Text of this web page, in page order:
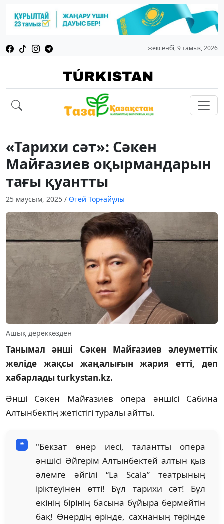
жексенбі, 9 тамыз, 2026
«Тарихи сәт»: Сәкен
Майғазиев оқырмандарын
тағы қуантты
25 маусым, 2025 / Өтей Торғайұлы
Ашық дереккөзден
Танымал әнші Сәкен Майғазиев әлеуметтік
желіде жақсы жаңалығын жария етті, деп
хабарлады turkystan.kz.
Әнші Сәкен Майғазиев опера әншісі Сабина
Алтынбектің жетістігі туралы айтты.
"Бекзат өнер иесі, талантты опера
әншісі Әйгерім Алтынбектей алтын қыз
әлемге әйгілі “La Scala” театрының
іріктеуінен өтті! Бұл тарихи сәт! Бұл
екінің бірінің басына бұйыра бермейтін
бақ! Өнердің өрінде, сахнаның төрінде